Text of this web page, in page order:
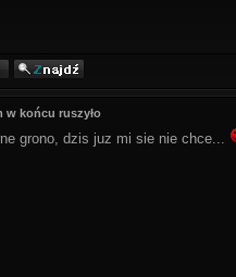
w końcu ruszyło
grono, dzis juz mi sie nie chce...